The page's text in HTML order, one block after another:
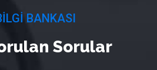
BANKASI
Sorular